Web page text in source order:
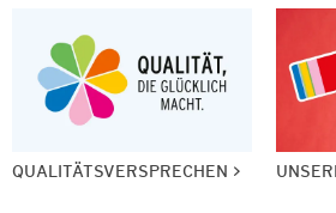
QUALITÄTSVERSPRECHEN